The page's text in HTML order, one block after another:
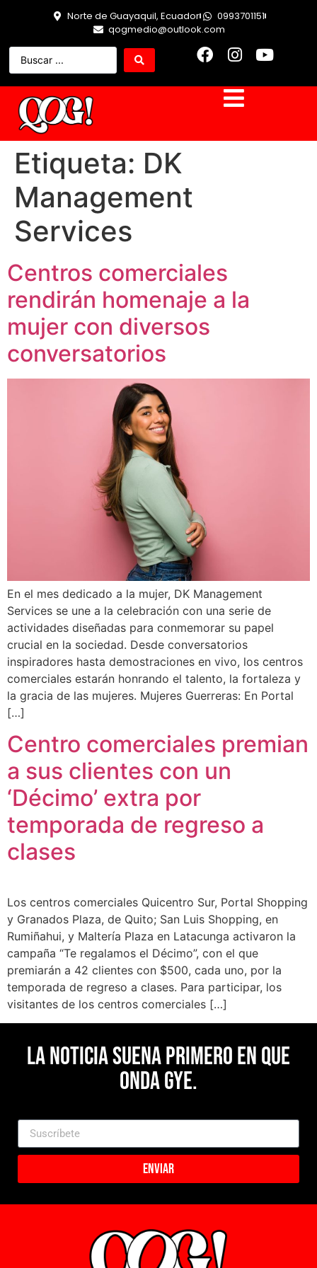
Norte de Guayaquil, Ecuador
0993701151
qogmedio@outlook.com
Etiqueta: DK
Management
Services
Centros comerciales
rendirán homenaje a la
mujer con diversos
conversatorios
En el mes dedicado a la mujer, DK Management
Services se une a la celebración con una serie de
actividades diseñadas para conmemorar su papel
crucial en la sociedad. Desde conversatorios
inspiradores hasta demostraciones en vivo, los centros
comerciales estarán honrando el talento, la fortaleza y
la gracia de las mujeres. Mujeres Guerreras: En Portal
[…]
Centro comerciales premian
a sus clientes con un
‘Décimo’ extra por
temporada de regreso a
clases
Los centros comerciales Quicentro Sur, Portal Shopping
y Granados Plaza, de Quito; San Luis Shopping, en
Rumiñahui, y Maltería Plaza en Latacunga activaron la
campaña “Te regalamos el Décimo”, con el que
premiarán a 42 clientes con $500, cada uno, por la
temporada de regreso a clases. Para participar, los
visitantes de los centros comerciales […]
La noticia suena primero en Que
Onda Gye.
Enviar